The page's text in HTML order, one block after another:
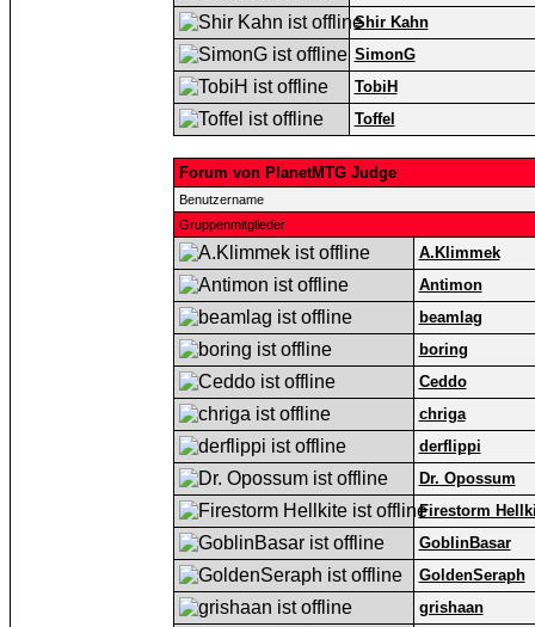
Shir Kahn
SimonG
TobiH
Toffel
Forum von PlanetMTG Judge
Benutzername
Gruppenmitglieder
A.Klimmek
Antimon
beamlag
boring
Ceddo
chriga
derflippi
Dr. Opossum
Firestorm
GoblinBasar
GoldenSeraph
grishaan